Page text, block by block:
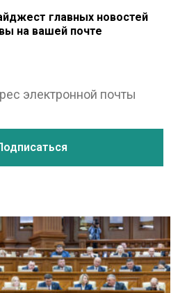
главных новостей
на вашей почте